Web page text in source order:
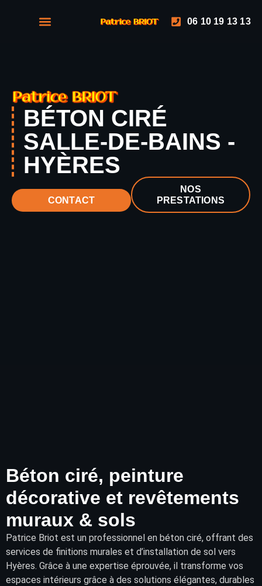
06 10 19 13 13
BÉTON CIRÉ
SALLE-DE-BAINS -
HYÈRES
CONTACT
NOS
PRESTATIONS
Béton ciré, peinture
décorative et revêtements
muraux & sols
Patrice Briot est un professionnel en béton ciré, offrant des
services de finitions murales et d’installation de sol vers
Hyères. Grâce à une expertise éprouvée, il transforme vos
espaces intérieurs grâce à des solutions élégantes, durables